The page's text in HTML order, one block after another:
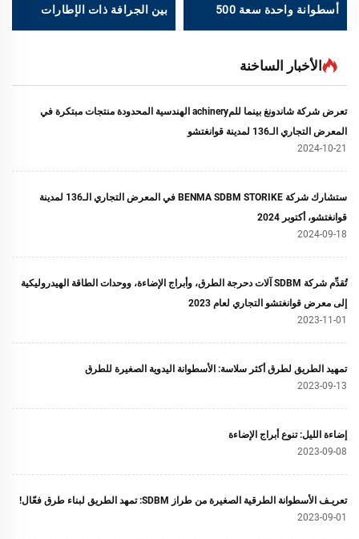
أسطوانة واحدة سعة 500
بين الجرافة ذات الإطارات
الأخبار الساخنة
تعرض شركة شاندونغ بينما للمachinery الهندسية المحدودة منتجات مبتكرة في
المعرض التجاري الـ136 لمدينة قوانغتشو
2024-10-21
ستشارك شركة BENMA SDBM STORIKE في المعرض التجاري الـ136 لمدينة
قوانغتشو، أكتوبر 2024
2024-09-18
تُقدِّم شركة SDBM آلات دحرجة الطرق، وأبراج الإضاءة، ووحدات الطاقة الهيدروليكية
إلى معرض قوانغتشو التجاري لعام 2023
2023-11-01
تمهيد الطريق لطرق أكثر سلاسة: الأسطوانة اليدوية الصغيرة للطرق
2023-09-13
إضاءة الليل: تنوع أبراج الإضاءة
2023-09-08
تعريـف الأسطوانة الطرقية الصغيرة من طراز SDBM: تمهد الطريق لبناء طرق فعّال!
2023-09-01